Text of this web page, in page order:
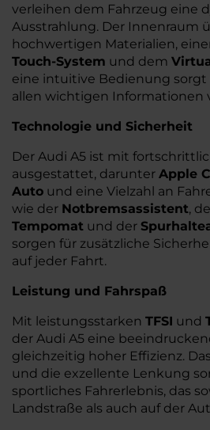
verleihen dem Fahrzeug eine
Ausstrahlung. Der Innenraum
hochwertigen Materialien,
Touch-System und dem
eine intuitive Bedienung
allen wichtigen Informationen
Technologie und Sicherheit
Der Audi A5 ist mit
ausgestattet, darunter Apple
Auto und eine Vielzahl an
wie der Notbremsassistent,
Tempomat und der
sorgen für zusätzliche
auf jeder Fahrt.
Leistung und Fahrspaß
Mit leistungsstarken TFSI und
der Audi A5 eine
gleichzeitig hoher Effizienz.
und die exzellente Lenkung
sportliches Fahrerlebnis, das
Landstraße als auch auf der